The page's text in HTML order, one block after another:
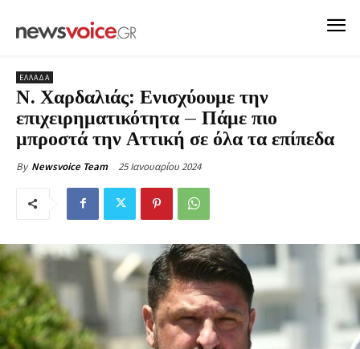
ΕΛΛΑΔΑ
Ν. Χαρδαλιάς: Ενισχύουμε την
επιχειρηματικότητα – Πάμε πιο
μπροστά την Αττική σε όλα τα επίπεδα
By Newsvoice Team 25 Ιανουαρίου 2024